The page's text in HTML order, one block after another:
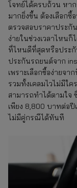
โจทย์ได้ครบถ้วน หาก
มากยิ่งขึ้น ต้องเลือกซื้
ตรวจสอบราคาประกั
ง่ายในช่วงเวลาไหน
ที่ไหนดีที่สุดหรือประกั
ประกันรถยนต์จาก
เพราะเลือกซื้อง่ายจ
รวมทั้งเคลมไวไม่มีใ
สามารถทำได้ตามใจ
เพียง 8,800 บาทต่อ
ไม่มีคู่กรณีได้ทันที